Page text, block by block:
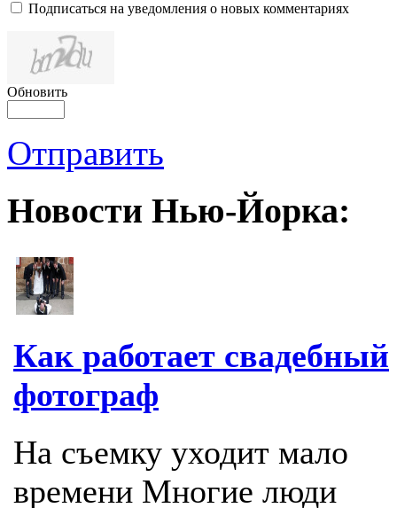
Подписаться на уведомления о новых комментариях
Обновить
Отправить
Новости Нью-Йорка:
Как работает свадебный
фотограф
На съемку уходит мало
времени Многие люди